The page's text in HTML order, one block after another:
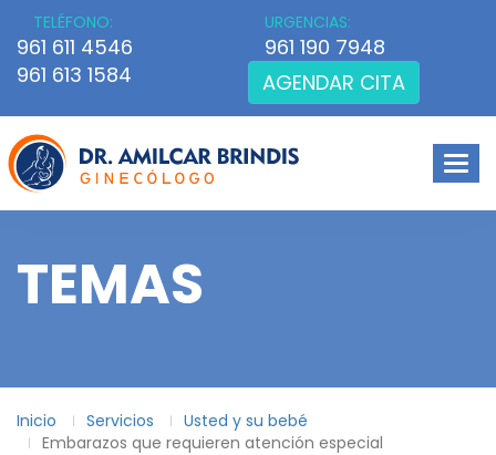
TELÉFONO:
961 611 4546
961 613 1584
URGENCIAS:
961 190 7948
AGENDAR CITA
TEMAS
Inicio Servicios
Usted y su bebé
Embarazos que requieren atención especial